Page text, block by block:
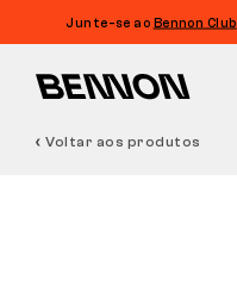
Junte-se ao Bennon Club
Voltar aos produtos